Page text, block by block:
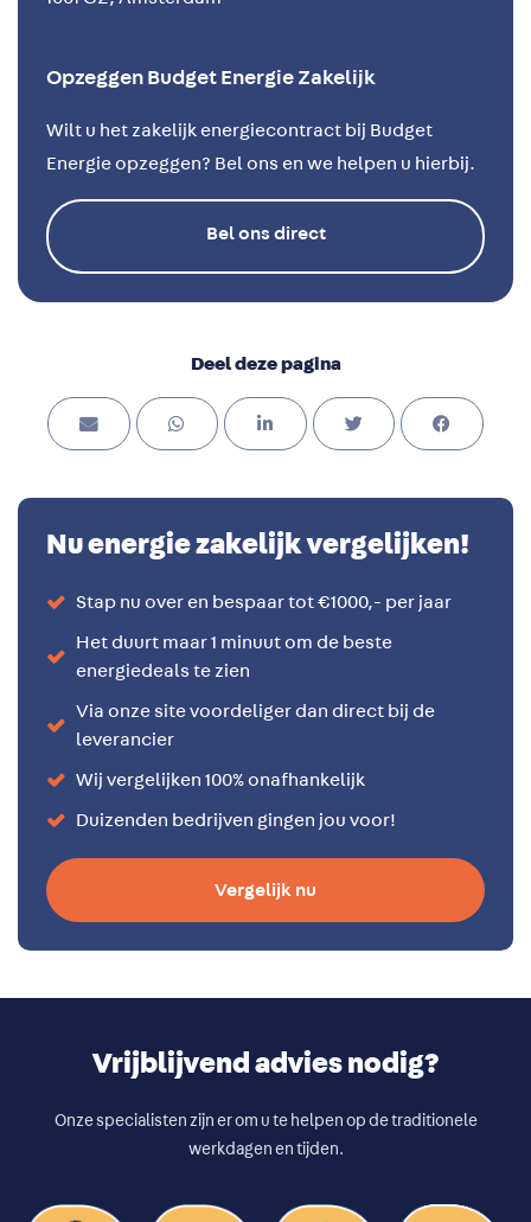
Opzeggen Budget Energie Zakelijk
Wilt u het zakelijk energiecontract bij Budget
Energie opzeggen? Bel ons en we helpen u hierbij.
Bel ons direct
Deel deze pagina
Nu energie zakelijk vergelijken!
Stap nu over en bespaar tot €1000,- per jaar
Het duurt maar 1 minuut om de beste
energiedeals te zien
Via onze site voordeliger dan direct bij de
leverancier
Wij vergelijken 100% onafhankelijk
Duizenden bedrijven gingen jou voor!
Vergelijk nu
Vrijblijvend advies nodig?
Onze specialisten zijn er om u te helpen op de traditionele
werkdagen en tijden.